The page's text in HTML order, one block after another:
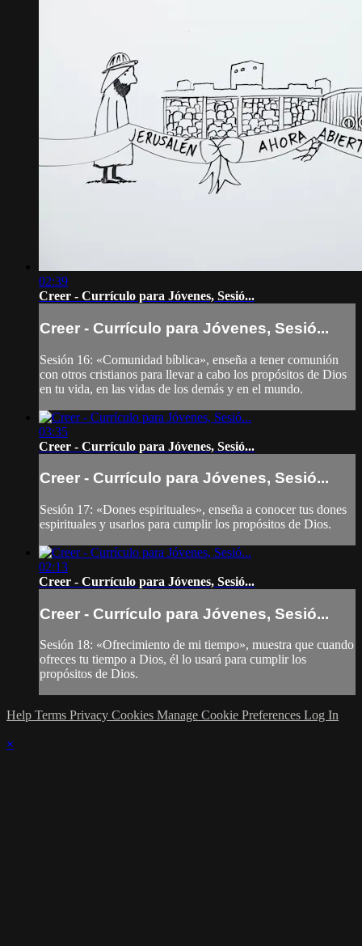
02:39
Creer - Currículo para Jóvenes, Sesió...
Creer - Currículo para Jóvenes, Sesió...
Sesión 16: «Comunidad bíblica», enseña a tener comunión
con otros cristianos para llevar a cabo los propósitos de Dios
en tu vida, en las vidas de los demás y en el mundo.
03:35
Creer - Currículo para Jóvenes, Sesió...
Creer - Currículo para Jóvenes, Sesió...
Sesión 17: «Dones espirituales», enseña a conocer tus dones
espirituales y usarlos para cumplir los propósitos de Dios.
02:13
Creer - Currículo para Jóvenes, Sesió...
Creer - Currículo para Jóvenes, Sesió...
Sesión 18: «Ofrecimiento de mi tiempo», muestra que cuando
ofreces tu tiempo a Dios, él lo usará para cumplir los
propósitos de Dios.
Help Terms Privacy Cookies Manage Cookie Preferences Log In
×